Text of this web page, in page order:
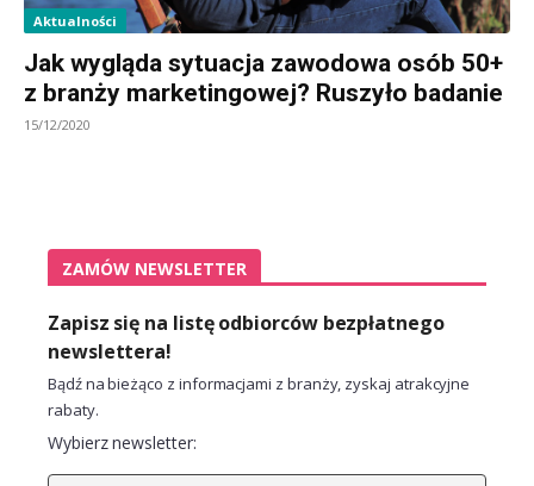
Aktualności
Jak wygląda sytuacja zawodowa osób 50+
z branży marketingowej? Ruszyło badanie
15/12/2020
ZAMÓW NEWSLETTER
Zapisz się na listę odbiorców bezpłatnego
newslettera!
Bądź na bieżąco z informacjami z branży, zyskaj atrakcyjne
rabaty.
Wybierz newsletter: